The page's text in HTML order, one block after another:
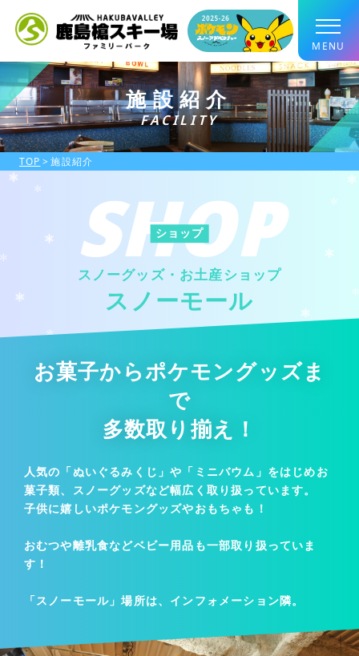
施設紹介
FACILITY
TOP 施設紹介
SHOP
ショップ
スノーグッズ・お土産ショップ
スノーモール
お菓子からポケモングッズま
で
多数取り揃え！
人気の「ぬいぐるみくじ」や「ミニバウム」をはじめお
菓子類、 スノーグッズなど幅広く取り扱っています。
子供に嬉しいポケモングッズやおもちゃも！
おむつや離乳食などベビー用品も一部取り扱っていま
す！
「スノーモール」場所は、インフォメーション隣。